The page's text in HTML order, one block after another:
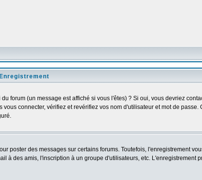
forum (un message est affiché si vous l'êtes) ? Si oui, vous devriez
connecter, vérifiez et revérifiez vos nom d'utilisateur et mot de
poster des messages sur certains forums. Toutefois, l'enregistrement
des amis, l'inscription à un groupe d'utilisateurs, etc. L'enregistrement